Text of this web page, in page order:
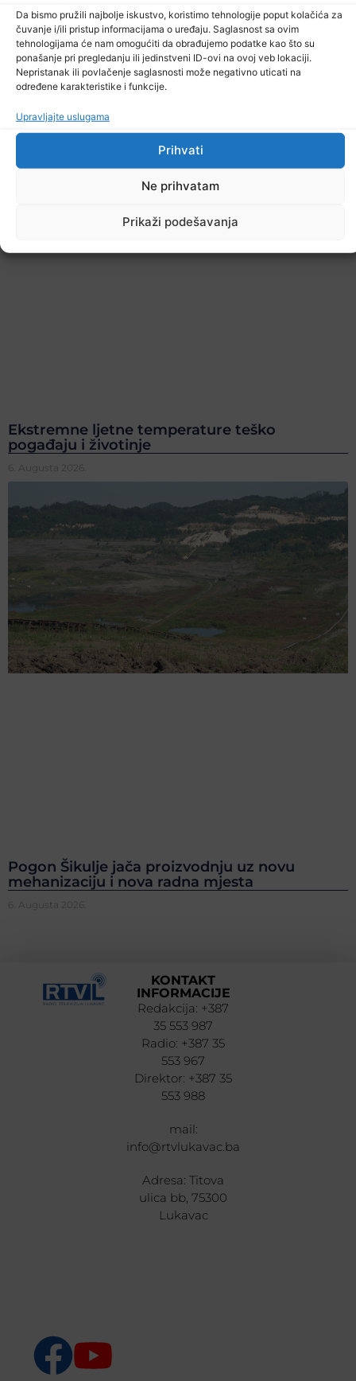
Da bismo pružili najbolje iskustvo, koristimo tehnologije poput kolačića za
čuvanje i/ili pristup informacijama o uređaju. Saglasnost sa ovim
tehnologijama će nam omogućiti da obrađujemo podatke kao što su
ponašanje pri pregledanju ili jedinstveni ID-ovi na ovoj veb lokaciji.
Nepristanak ili povlačenje saglasnosti može negativno uticati na
određene karakteristike i funkcije.
Upravljajte uslugama
Prihvati
Ne prihvatam
Prikaži podešavanja
prijete Balkanu, u rizičnoj zoni nalazi se i BiH
6. Augusta 2026.
Ekstremne ljetne temperature teško
pogađaju i životinje
6. Augusta 2026.
Pogon Šikulje jača proizvodnju uz novu
mehanizaciju i nova radna mjesta
6. Augusta 2026.
KONTAKT
INFORMACIJE
Redakcija: +387
35 553 987
Radio: +387 35
553 967
Direktor: +387 35
553 988
mail:
info@rtvlukavac.ba
Adresa: Titova
ulica bb, 75300
Lukavac